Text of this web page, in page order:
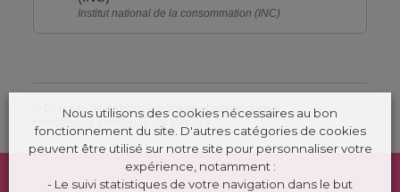
Institut national de la consommation (INC)
Direction de l'information légale et administrative
Nous utilisons des cookies nécessaires au bon
fonctionnement du site. D'autres catégories de cookies
peuvent être utilisé sur notre site pour personnaliser votre
expérience, notamment :
- Le suivi statistiques de votre navigation dans le but